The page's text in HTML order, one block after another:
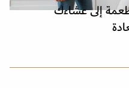
إلى عشاءك